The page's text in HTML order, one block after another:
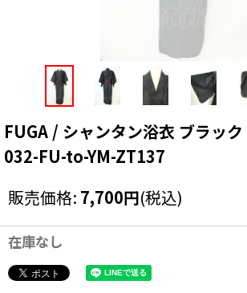
FUGA / シャンタン浴衣 ブラッ
032-FU-to-YM-ZT137
販売価格: 7,700円(税込)
在庫なし